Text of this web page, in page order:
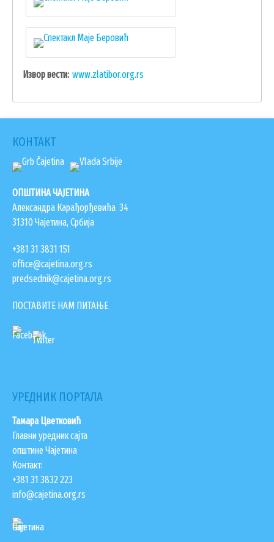
Извор вести www.zlatibor.org.rs
КОНТАКТ
ОПШТИНА ЧАЈЕТИНА
Александра Карађорђевића 34
31310 Чајетина, Србија
+381 31 3831 151
office@cajetina.org.rs
predsednik@cajetina.org.rs
ПОСТАВИТЕ НАМ ПИТАЊЕ
УРЕДНИК ПОРТАЛА
Тамара Цветковић
Главни уредник сајта
општине Чајетина
Контакт:
+381 31 3832 223
info@cajetina.org.rs